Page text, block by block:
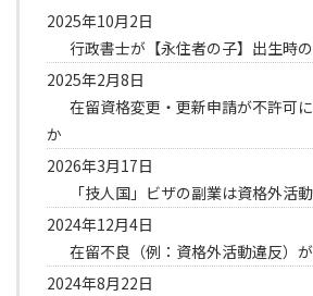
2025年10月2日
行政書士が【永住者の子】出生時
2025年2月8日
在留資格変更・更新申請が不許可
か
2026年3月17日
「技人国」ビザの副業は資格外活
2024年12月4日
在留不良（例：資格外活動違反）
2024年8月22日